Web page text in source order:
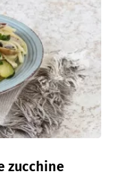
zucchine